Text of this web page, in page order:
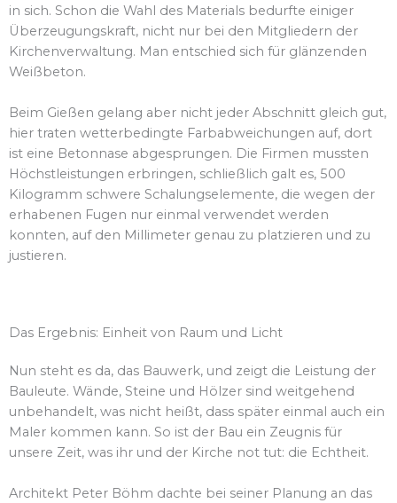
in sich. Schon die Wahl des Materials bedurfte einiger
Überzeugungskraft, nicht nur bei den Mitgliedern der
Kirchenverwaltung. Man entschied sich für glänzenden
Weißbeton.
Beim Gießen gelang aber nicht jeder Abschnitt gleich gut,
hier traten wetterbedingte Farbabweichungen auf, dort
ist eine Betonnase abgesprungen. Die Firmen mussten
Höchstleistungen erbringen, schließlich galt es, 500
Kilogramm schwere Schalungselemente, die wegen der
erhabenen Fugen nur einmal verwendet werden
konnten, auf den Millimeter genau zu platzieren und zu
justieren.
Das Ergebnis: Einheit von Raum und Licht
Nun steht es da, das Bauwerk, und zeigt die Leistung der
Bauleute. Wände, Steine und Hölzer sind weitgehend
unbehandelt, was nicht heißt, dass später einmal auch ein
Maler kommen kann. So ist der Bau ein Zeugnis für
unsere Zeit, was ihr und der Kirche not tut: die Echtheit.
Architekt Peter Böhm dachte bei seiner Planung an das